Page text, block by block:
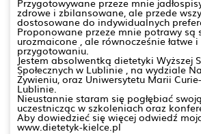
zdrowe i zbilansowane, ale przede
dostosowane do indywidualnych
Proponowane przeze mnie potrawy są
urozmaicone , ale równocześnie łatwe
przygotowaniu.
Jestem absolwentką dietetyki Wyższej
Społecznych w Lublinie , na wydziale
Żywieniu, oraz Uniwersytetu Marii
Lublinie.
Nieustannie staram się pogłębiać
uczestnicząc w szkoleniach oraz
Aby dowiedzieć się więcej odwiedź
www.dietetyk-kielce.pl